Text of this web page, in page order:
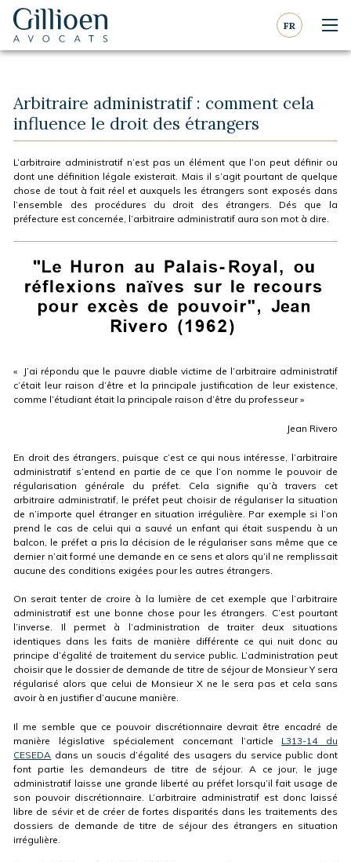
Aller au contenu
FR
Arbitraire administratif : comment cela
influence le droit des étrangers
L’arbitraire administratif n’est pas un élément que l’on peut définir ou
dont une définition légale existerait. Mais il s’agit pourtant de quelque
chose de tout à fait réel et auxquels les étrangers sont exposés dans
l’ensemble des procédures du droit des étrangers. Dés que la
préfecture est concernée, l’arbitraire administratif aura son mot à dire.
«
J’ai répondu que le pauvre diable victime de l’arbitraire administratif
c’était leur raison d’être et la principale justification de leur existence,
comme l’étudiant était la principale raison d’être du professeur»
Jean Rivero
En droit des étrangers, puisque c’est ce qui nous intéresse, l’arbitraire
administratif s’entend en partie de ce que l’on nomme le pouvoir de
régularisation générale du préfet. Cela signifie qu’à travers cet
arbitraire administratif, le préfet peut choisir de régulariser la situation
de n’importe quel étranger en situation irrégulière. Par exemple si l’on
prend le cas de celui qui a sauvé un enfant qui était suspendu à un
balcon, le préfet a pris la décision de le régulariser sans même que ce
dernier n’ait formé une demande en ce sens et alors qu’il ne remplissait
aucune des conditions exigées pour les autres étrangers.
On serait tenter de croire à la lumière de cet exemple que l’arbitraire
administratif est une bonne chose pour les étrangers. C’est pourtant
l’inverse. Il permet à l’administration de traiter deux situations
identiques dans les faits de manière différente ce qui nuit donc au
principe d’égalité de traitement du service public. L’administration peut
choisir que le dossier de demande de titre de séjour de Monsieur Y sera
régularisé alors que celui de Monsieur X ne le sera pas et cela sans
avoir à en justifier d’aucune manière.
Il me semble que ce pouvoir discrétionnaire devrait être encadré de
manière législative spécialement concernant l’article L313-14 du
CESEDA dans un soucis d’égalité des usagers du service public dont
font partie les demandeurs de titre de séjour. A ce jour, le juge
administratif laisse une grande liberté au préfet lorsqu’il fait usage de
son pouvoir discrétionnaire. L’arbitraire administratif est donc laissé
libre de sévir et de créer de fortes disparités dans les traitements des
dossiers de demande de titre de séjour des étrangers en situation
irrégulière.